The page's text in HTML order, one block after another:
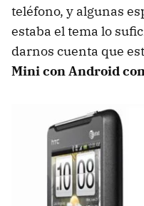
teléfono, y algunas
estaba el tema lo
darnos cuenta que
Mini con Android